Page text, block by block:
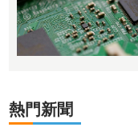
熱門新聞